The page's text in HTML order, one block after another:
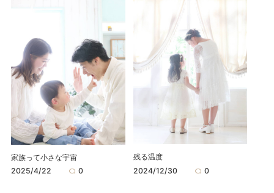
家族って小さな宇宙
2025/4/22
0
残る温度
2024/12/30
0